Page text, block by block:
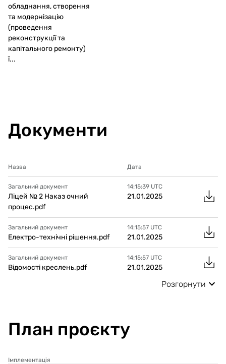
обладнання, створення
та модернізацію
(проведення
реконструкції та
капітального ремонту)
ї...
Документи
Назва Дата
Загальний документ
Ліцей № 2 Наказ очний
процес.pdf
14:15:39 UTC
21.01.2025
Загальний документ
Електро-технічні рішення.pdf
14:15:57 UTC
21.01.2025
Загальний документ
Відомості креслень.pdf
14:15:57 UTC
21.01.2025
Розгорнути
План проєкту
Імплементація